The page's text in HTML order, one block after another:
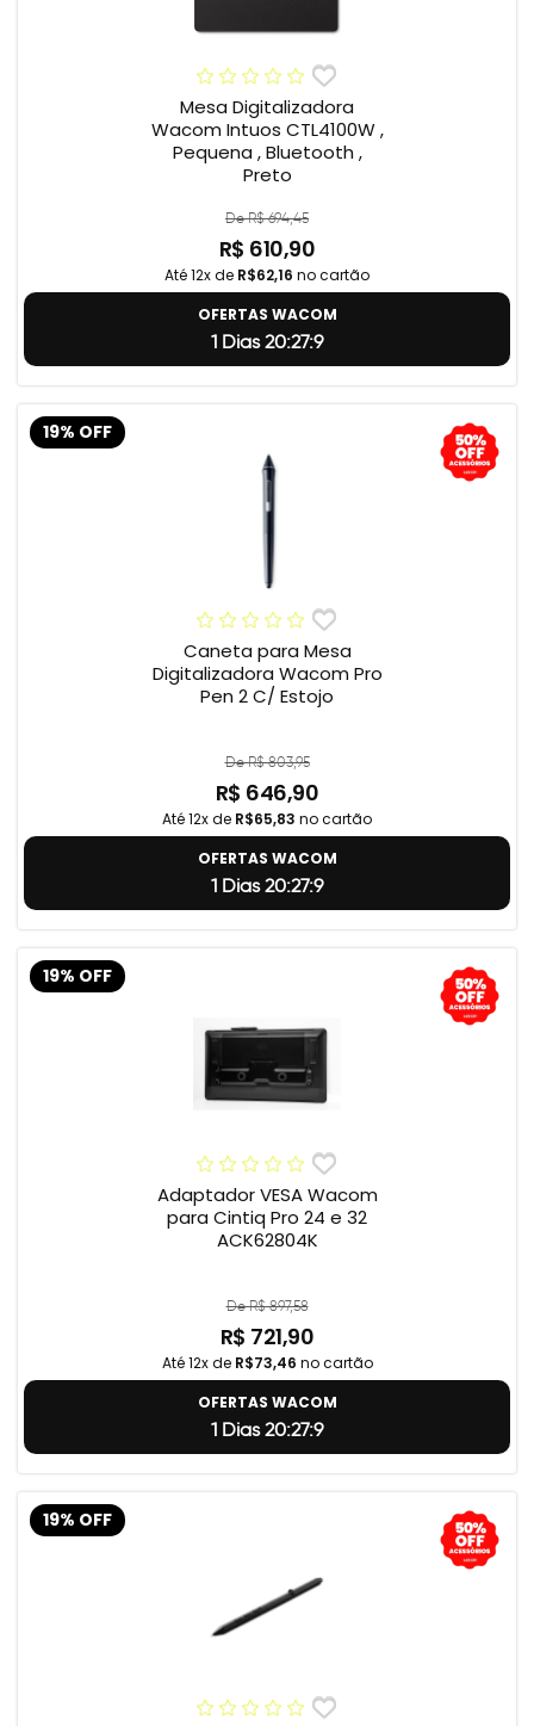
Mesa Digitalizadora
Wacom Intuos CTL4100W ,
Pequena , Bluetooth ,
Preto
De R$ 694,45
R$ 610,90
Até 12x de R$62,16 no cartão
OFERTAS WACOM
1 Dias 20:27:8
19% OFF
Caneta para Mesa
Digitalizadora Wacom Pro
Pen 2 C/ Estojo
De R$ 803,95
R$ 646,90
Até 12x de R$65,83 no cartão
OFERTAS WACOM
1 Dias 20:27:8
19% OFF
Adaptador VESA Wacom
para Cintiq Pro 24 e 32
ACK62804K
De R$ 897,58
R$ 721,90
Até 12x de R$73,46 no cartão
OFERTAS WACOM
1 Dias 20:27:8
19% OFF